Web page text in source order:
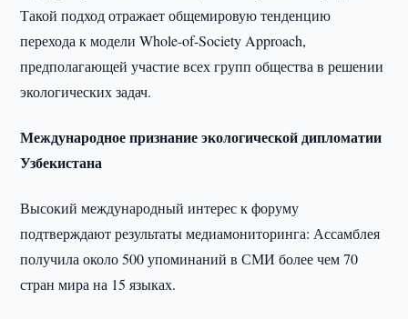
Такой подход отражает общемировую тенденцию
перехода к модели Whole-of-Society Approach,
предполагающей участие всех групп общества в решении
экологических задач.
Международное признание экологической дипломатии
Узбекистана
Высокий международный интерес к форуму
подтверждают результаты медиамониторинга: Ассамблея
получила около 500 упоминаний в СМИ более чем 70
стран мира на 15 языках.